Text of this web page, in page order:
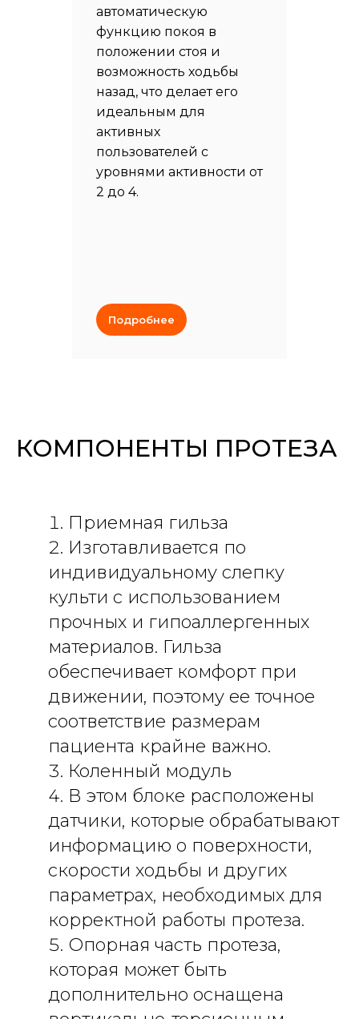
автоматическую
функцию покоя в
положении стоя и
возможность ходьбы
назад, что делает его
идеальным для
активных
пользователей с
уровнями активности от
2 до 4.
Подробнее
КОМПОНЕНТЫ ПРОТЕЗА
Приемная гильза
Изготавливается по
индивидуальному слепку
культи с использованием
прочных и гипоаллергенных
материалов. Гильза
обеспечивает комфорт при
движении, поэтому ее точное
соответствие размерам
пациента крайне важно.
Коленный модуль
В этом блоке расположены
датчики, которые обрабатывают
информацию о поверхности,
скорости ходьбы и других
параметрах, необходимых для
корректной работы протеза.
Опорная часть протеза,
которая может быть
дополнительно оснащена